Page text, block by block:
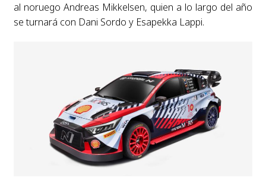
al noruego Andreas Mikkelsen, quien a lo largo del año
se turnará con Dani Sordo y Esapekka Lappi.